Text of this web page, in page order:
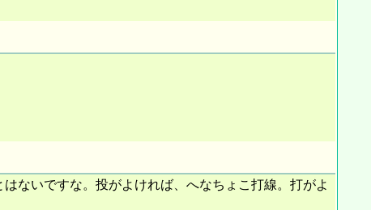
ないですな。投がよければ、へなちょこ打線。打がよ